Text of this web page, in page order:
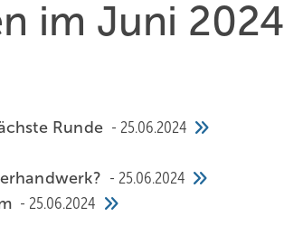
im Juni 2024
Runde
25.06.2024
25.06.2024
25.06.2024